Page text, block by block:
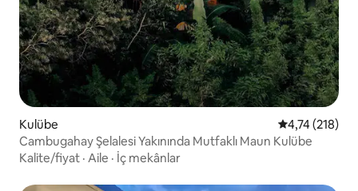
Kulübe 5 üzerinden
4,74 (218)
Cambugahay Şelalesi Yakınında Mutfaklı Maun Kulübe
Kalite/fiyat · Aile · İç mekânlar